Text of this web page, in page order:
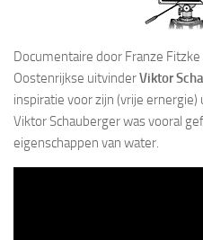
Documentaire door Franze
Oostenrijkse uitvinderViktor
inspiratie voor zijn (vrije
Viktor Schauberger was vooral
eigenschappen van water.